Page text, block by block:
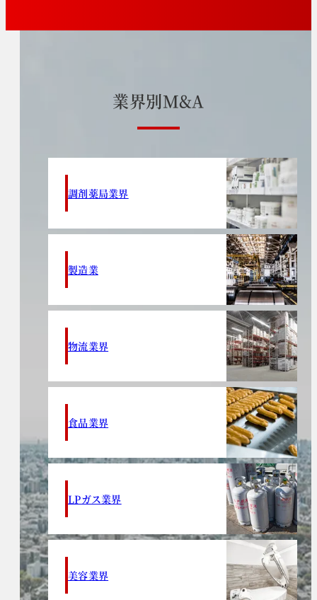
業界別M&A
調剤薬局業界
製造業
物流業界
食品業界
LPガス業界
美容業界